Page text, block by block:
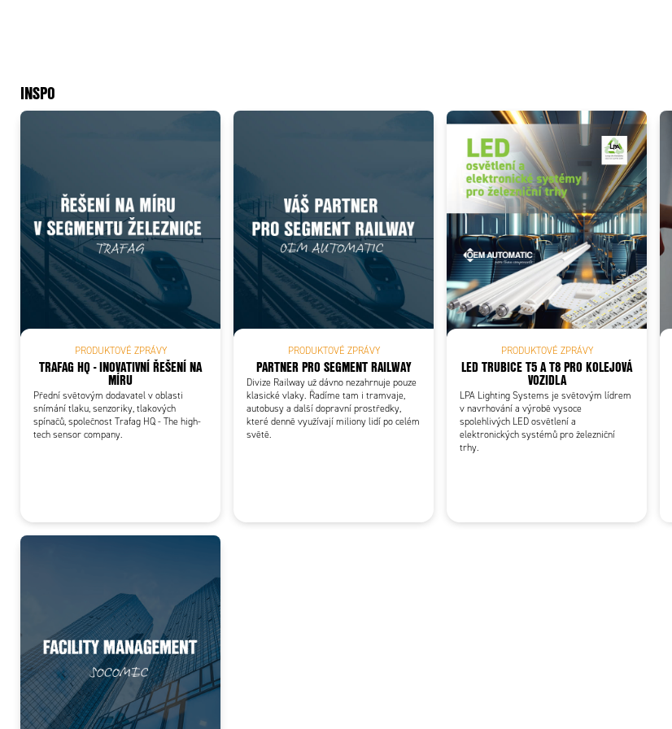
INSPO
PRODUKTOVÉ ZPRÁVY
TRAFAG HQ - INOVATIVNÍ ŘEŠENÍ NA
MÍRU
Přední světovým dodavatel v oblasti
snímání tlaku, senzoriky, tlakových
spínačů, společnost Trafag HQ - The high-
tech sensor company.
PRODUKTOVÉ ZPRÁVY
PARTNER PRO SEGMENT RAILWAY
Divize Railway už dávno nezahrnuje pouze
klasické vlaky. Řadíme tam i tramvaje,
autobusy a další dopravní prostředky,
které denně využívají miliony lidí po celém
světě.
PRODUKTOVÉ ZPRÁVY
LED TRUBICE T5 A T8 PRO KOLEJOVÁ
VOZIDLA
LPA Lighting Systems je světovým lídrem
v navrhování a výrobě vysoce
spolehlivých LED osvětlení a
elektronických systémů pro železniční
trhy.